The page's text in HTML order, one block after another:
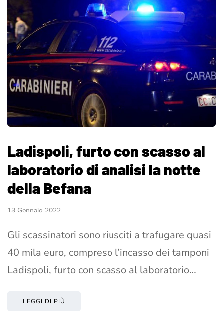
Ladispoli, furto con scasso al
laboratorio di analisi la notte
della Befana
13 Gennaio 2022
Gli scassinatori sono riusciti a trafugare quasi
40 mila euro, compreso l’incasso dei tamponi
Ladispoli, furto con scasso al laboratorio…
LEGGI DI PIÙ